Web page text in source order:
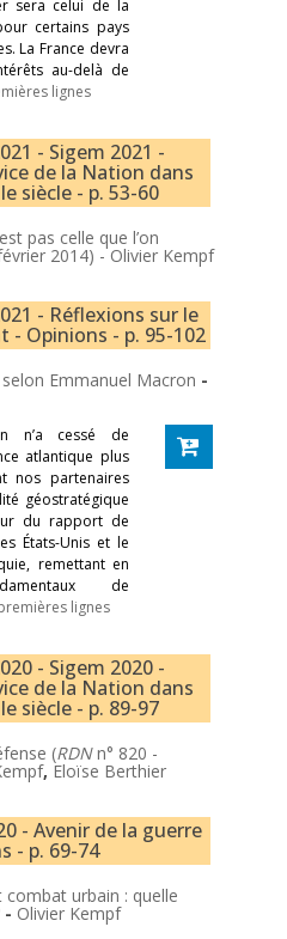
sera celui de la
certains pays
La France devra
au-delà de
lignes
- Sigem 2021 -
de la Nation dans
siècle - p. 53-60
pas celle que l’on
2014) -Olivier Kempf
- Réflexions sur le
- Opinions - p. 95-102
selon Emmanuel Macron -
n’a cessé de
atlantique plus
nos partenaires
géostratégique
du rapport de
États-Unis et le
remettant en
de
lignes
- Sigem 2020 -
de la Nation dans
siècle - p. 89-97
(RDNn° 820 -
, Eloïse Berthier
- Avenir de la guerre
- p. 69-74
urbain : quelle
- Olivier Kempf